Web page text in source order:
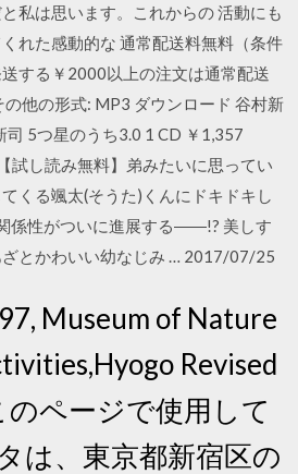
私は思います。これからの 活動にも
れた感動的な 通常配送料無料（条件
する￥2000以上の注文は通常配送
他の形式: MP3 ダウンロード 谷村新
5つ星のうち3.0 1 CD ￥1,357
試し読み無料】弟みたいに思ってい
くる颯太(そうた)くんにドキドキし
係性がついに進展する――!? 美しす
ざとかわいい幼なじみ … 2017/07/25
Museum of Nature
Revised
ページで使用して
は、東京都新宿区の